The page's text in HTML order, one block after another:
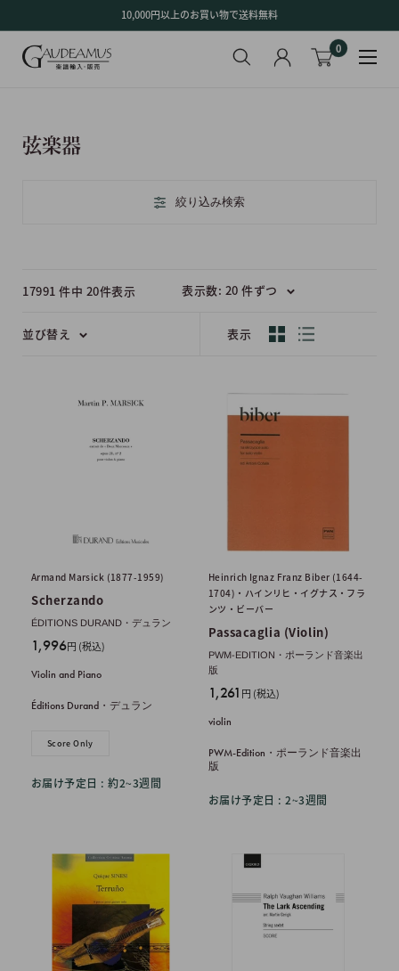
ン
10,000円以上のお買い物で送料無料
0
弦楽器
絞り込み検索
17991 件中 20件表示 表示数: 20 件ずつ
並び替え 表示
Armand Marsick (1877-1959)
Scherzando
ÉDITIONS DURAND・デュラン
販
価
格
1,996円 (税込)
Violin and Piano
Éditions Durand・デュラン
Score Only
お届け予定日 : 約2~3週間
Heinrich Ignaz Franz Biber (1644-
1704)・ハインリヒ・イグナス・フラ
ンツ・ビーバー
Passacaglia (Violin)
PWM-EDITION・ポーランド音楽出
版
販
価
格
1,261 円 (税込)
violin
PWM-Edition・ポーランド音楽出
版
お届け予定日 : 2~3週間